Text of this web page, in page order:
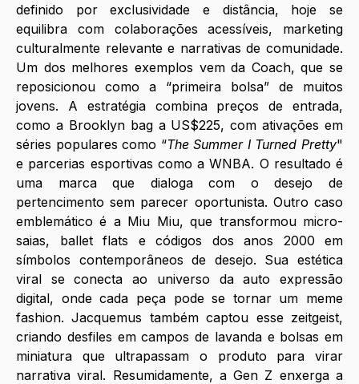
definido por exclusividade e distância, hoje se
equilibra com colaborações acessíveis, marketing
culturalmente relevante e narrativas de comunidade.
Um dos melhores exemplos vem da Coach, que se
reposicionou como a “primeira bolsa” de muitos
jovens. A estratégia combina preços de entrada,
como a Brooklyn bag a US$225, com ativações em
séries populares como “The Summer I Turned Pretty"
e parcerias esportivas como a WNBA. O resultado é
uma marca que dialoga com o desejo de
pertencimento sem parecer oportunista. Outro caso
emblemático é a Miu Miu, que transformou micro-
saias, ballet flats e códigos dos anos 2000 em
símbolos contemporâneos de desejo. Sua estética
viral se conecta ao universo da auto expressão
digital, onde cada peça pode se tornar um meme
fashion. Jacquemus também captou esse zeitgeist,
criando desfiles em campos de lavanda e bolsas em
miniatura que ultrapassam o produto para virar
narrativa viral. Resumidamente, a Gen Z enxerga a